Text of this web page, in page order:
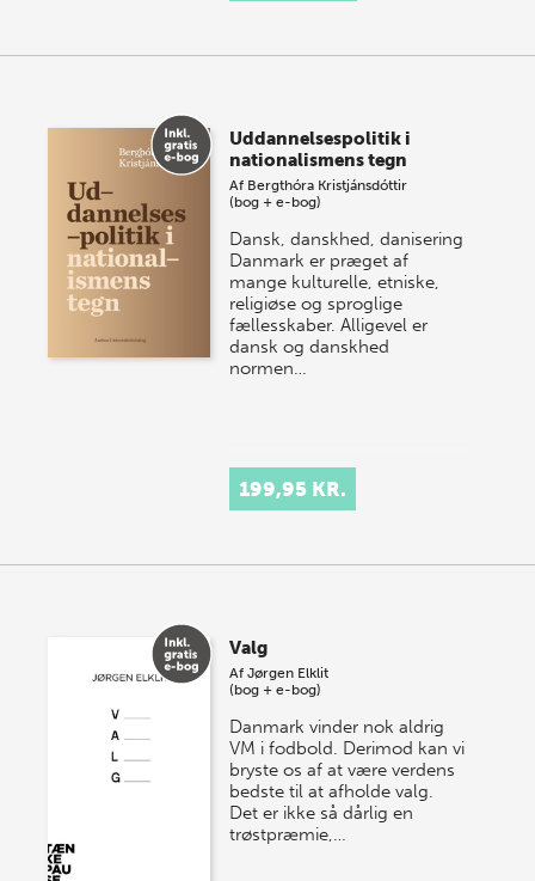
Uddannelsespolitik i
nationalismens tegn
Af Bergthóra Kristjánsdóttir
(bog + e-bog)
Dansk, danskhed, danisering
Danmark er præget af
mange kulturelle, etniske,
religiøse og sproglige
fællesskaber. Alligevel er
dansk og danskhed
normen…
199,95 KR.
Valg
AfJørgen Elklit
(bog + e-bog)
Danmark vinder nok aldrig
VM i fodbold. Derimod kan vi
bryste os af at være verdens
bedste til at afholde valg.
Det er ikke så dårlig en
trøstpræmie,…